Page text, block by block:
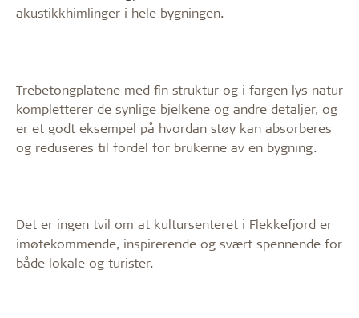
akustikkhimlinger i hele bygningen.
Trebetongplatene med fin struktur og i fargen lys natur
kompletterer de synlige bjelkene og andre detaljer, og
er et godt eksempel på hvordan støy kan absorberes
og reduseres til fordel for brukerne av en bygning.
Det er ingen tvil om at kultursenteret i Flekkefjord er
imøtekommende, inspirerende og svært spennende for
både lokale og turister.